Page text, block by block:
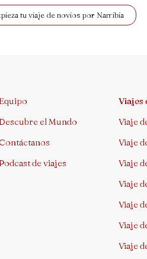
tu viaje de novios por Namibia
el Mundo
Contáctanos
de viajes
Viajes
Viaje
Viaje
Viaje
Viaje
Viaje
Viaje
Viaje